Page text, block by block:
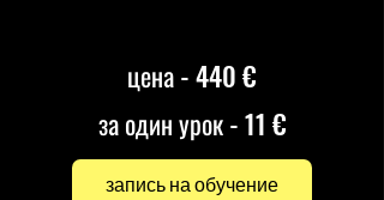
цена - 440 €
за один урок - 11 €
запись на обучение